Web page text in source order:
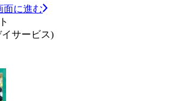
面に進む
サービス)